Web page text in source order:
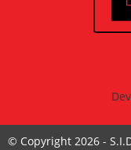
© Copyright 2026 -